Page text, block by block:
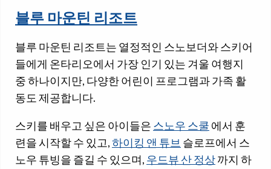
블루 마운틴 리조트
블루 마운틴 리조트는 열정적인 스노보더와 스키어
들에게 온타리오에서 가장 인기 있는 겨울 여행지
중 하나이지만, 다양한 어린이 프로그램과 가족 활
동도 제공합니다.
스키를 배우고 싶은 아이들은 스노우 스쿨 에서 훈
련을 시작할 수 있고,하이킹 앤 튜브 슬로프에서 스
노우 튜빙을 즐길 수 있으며, 우드뷰 산 정상까지 하